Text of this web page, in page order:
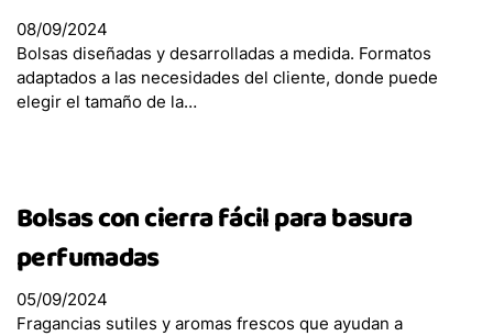
No Reciclable
Bolsas con cierra fácil para basura inorgánica
Reciclable
Bolsas para basura especial Jardín
Bolsas Alimentación
08/09/2024
Bolsas diseñadas y desarrolladas a medida. Formatos
adaptados a las necesidades del cliente, donde puede
elegir el tamaño de la…
Bolsas con cierra fácil para basura
perfumadas
05/09/2024
Fragancias sutiles y aromas frescos que ayudan a